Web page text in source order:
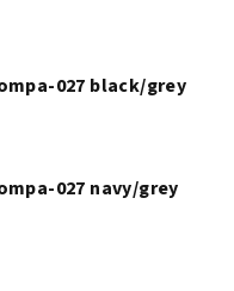
027 black/grey
027 navy/grey